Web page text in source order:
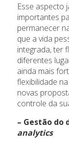
Esse aspecto
importantes
permanecer
que a vida
integrada, ter
diferentes
ainda mais
flexibilidade
novas
controle da
– Gestão do
analytics